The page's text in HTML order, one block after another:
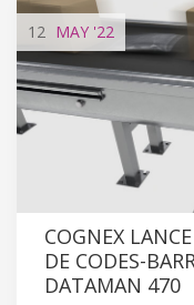
12 MAY '22
COGNEX
DE CODES-
DATAMAN 470